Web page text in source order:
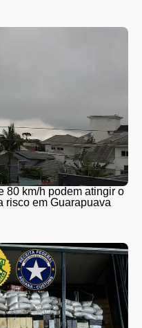
80 km/h podem atingir o
risco em Guarapuava